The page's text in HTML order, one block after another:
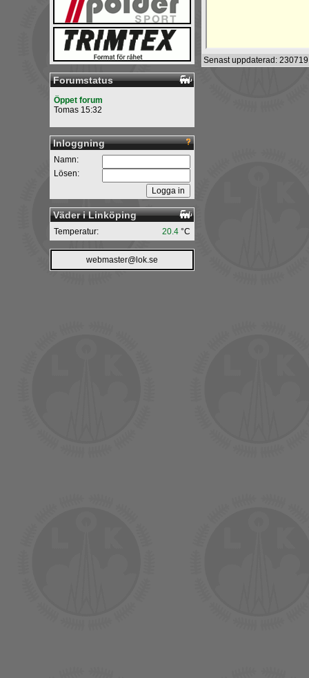
Forumstatus
Öppet forum
Tomas 15:32
Inloggning
Namn:
Lösen:
Väder i Linköping
20.4 °C
Temperatur:
webmaster@lok.se
Senast uppdaterad: